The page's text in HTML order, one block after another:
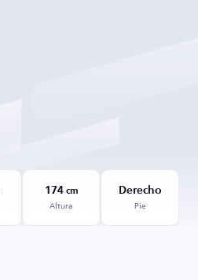
174cm
Altura
Derecho
Pie